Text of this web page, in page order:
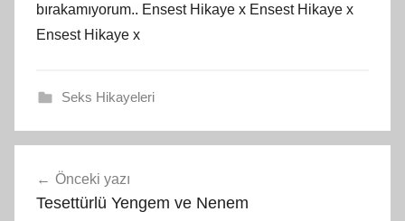
bırakamıyorum.. Ensest Hikaye x Ensest Hikaye x
Ensest Hikaye x
Seks Hikayeleri
gezinmesi
Önceki yazı
Tesettürlü Yengem ve Nenem